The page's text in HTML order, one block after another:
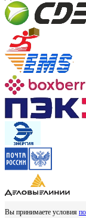
Вы принимаете условия